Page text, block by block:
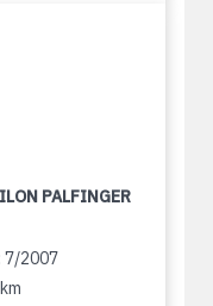
PALFINGER
7/2007